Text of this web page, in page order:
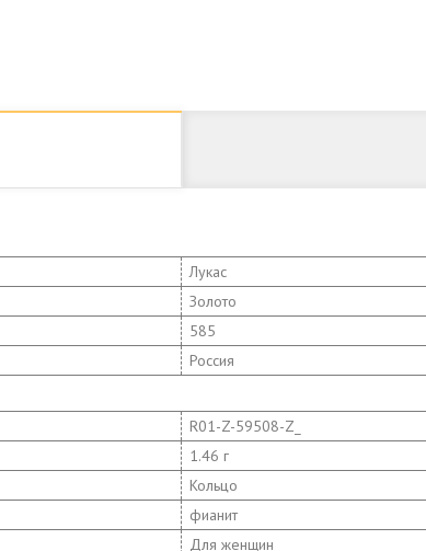
Лукас
Золото
585
Россия
R01-Z-59508-Z_
1.46 г
Кольцо
фианит
Для женщин